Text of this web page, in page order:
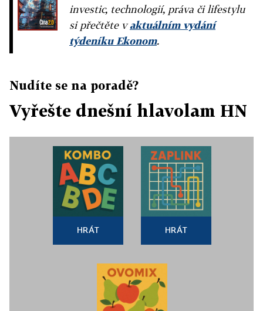
investic, technologií, práva či lifestylu
si přečtěte vaktuálním vydání
týdeníku Ekonom.
Nudíte se na poradě?
Vyřešte dnešní hlavolam HN
HRÁT HRÁT